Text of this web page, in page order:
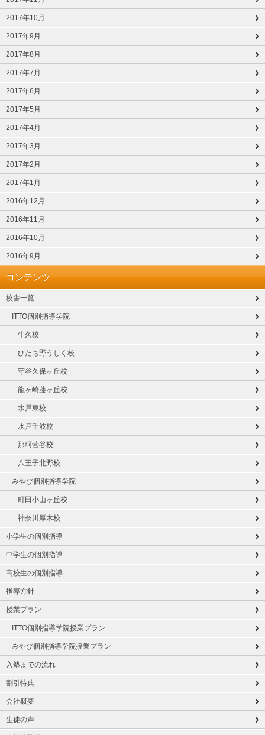
2017年10月
2017年9月
2017年8月
2017年7月
2017年6月
2017年5月
2017年4月
2017年3月
2017年2月
2017年1月
2016年12月
2016年11月
2016年10月
2016年9月
コンテンツ
校舎一覧
ITTO個別指導学院
牛久校
ひたち野うしく校
守谷久保ヶ丘校
龍ヶ崎藤ヶ丘校
水戸東校
水戸千波校
那珂菅谷校
八王子北野校
みやび個別指導学院
町田小山ヶ丘校
神奈川厚木校
小学生の個別指導
中学生の個別指導
高校生の個別指導
指導方針
授業プラン
ITTO個別指導学院授業プラン
みやび個別指導学院授業プラン
入塾までの流れ
割引特典
会社概要
生徒の声